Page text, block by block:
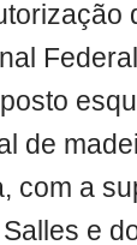
de
com a
e